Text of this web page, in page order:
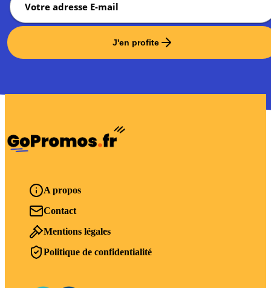
J'en profite
A propos
Contact
Mentions légales
Politique de confidentialité